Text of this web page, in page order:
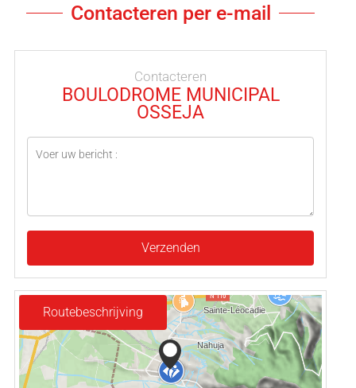
Contacteren per e-mail
Contacteren
BOULODROME MUNICIPAL
OSSEJA
Verzenden
Routebeschrijving